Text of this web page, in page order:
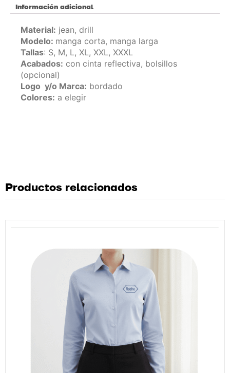
Información adicional
Material: jean, drill
Modelo: manga corta, manga larga
Tallas: S, M, L, XL, XXL, XXXL
Acabados: con cinta reflectiva, bolsillos
(opcional)
Logo y/o Marca: bordado
Colores: a elegir
Productos relacionados